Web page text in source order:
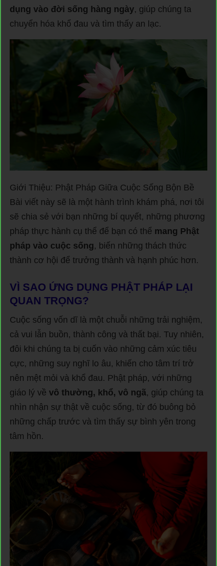
dụng vào đời sống hàng ngày, giúp chúng ta
chuyển hóa khổ đau và tìm thấy an lạc.
Giới Thiệu: Phật Pháp Giữa Cuộc Sống Bộn Bề
Bài viết này sẽ là một hành trình khám phá, nơi tôi
sẽ chia sẻ với bạn những bí quyết, những phương
pháp thực hành cụ thể để bạn có thể mang Phật
pháp vào cuộc sống, biến những thách thức
thành cơ hội để trưởng thành và hạnh phúc hơn.
VÌ SAO ỨNG DỤNG PHẬT PHÁP LẠI
QUAN TRỌNG?
Cuộc sống vốn dĩ là một chuỗi những trải nghiệm,
cả vui lẫn buồn, thành công và thất bại. Tuy nhiên,
đôi khi chúng ta bị cuốn vào những cảm xúc tiêu
cực, những suy nghĩ lo âu, khiến cho tâm trí trở
nên mệt mỏi và khổ đau. Phật pháp, với những
giáo lý về vô thường, khổ, vô ngã, giúp chúng ta
nhìn nhận sự thật về cuộc sống, từ đó buông bỏ
những chấp trước và tìm thấy sự bình yên trong
tâm hồn.